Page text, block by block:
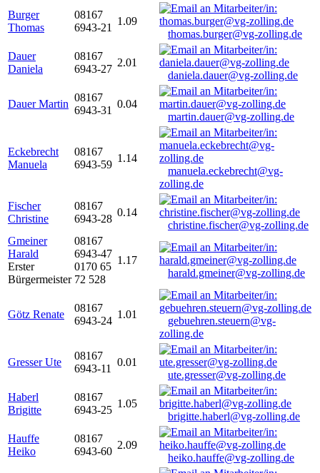
Burger
Thomas
08167
6943-21
1.09
thomas.burger@vg-zolling.de
Dauer
Daniela
08167
6943-27
2.01
daniela.dauer@vg-zolling.de
Dauer Martin
08167
6943-31
0.04
martin.dauer@vg-zolling.de
Eckebrecht
Manuela
08167
6943-59
1.14
manuela.eckebrecht@vg-
zolling.de
Fischer
Christine
08167
6943-28
0.14
christine.fischer@vg-zolling.de
Gmeiner
Harald
Erster
Bürgermeister
08167
6943-47
0170 65
72 528
1.17
harald.gmeiner@vg-zolling.de
Götz Renate
08167
6943-24
1.01
gebuehren.steuern@vg-
zolling.de
Gresser Ute
08167
6943-11
0.01
ute.gresser@vg-zolling.de
Haberl
Brigitte
08167
6943-25
1.05
brigitte.haberl@vg-zolling.de
Hauffe
Heiko
08167
6943-60
2.09
heiko.hauffe@vg-zolling.de